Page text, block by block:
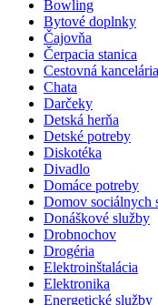
Bowling
Bytové doplnky
Čajovňa
Čerpacia stanica
Cestovná kancelária
Chata
Darčeky
Detská herňa
Detské potreby
Diskotéka
Divadlo
Domáce potreby
Domov sociálnych
Donáškové služby
Drobnochov
Drogéria
Elektroinštalácia
Elektronika
Energetické služby